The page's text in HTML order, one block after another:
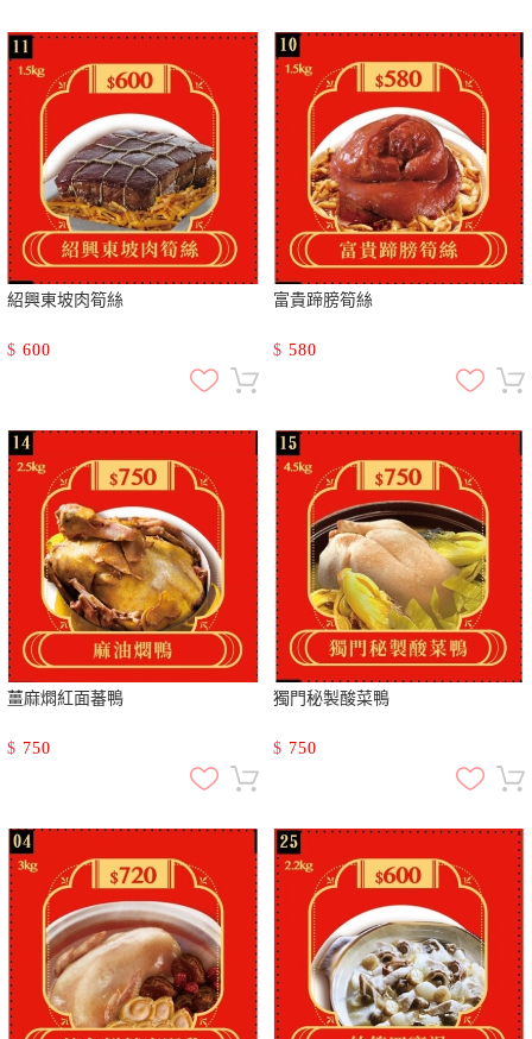
紹興東坡肉筍絲
$ 600
富貴蹄膀筍絲
$ 580
薑麻燜紅面蕃鴨
$ 750
獨門秘製酸菜鴨
$ 750